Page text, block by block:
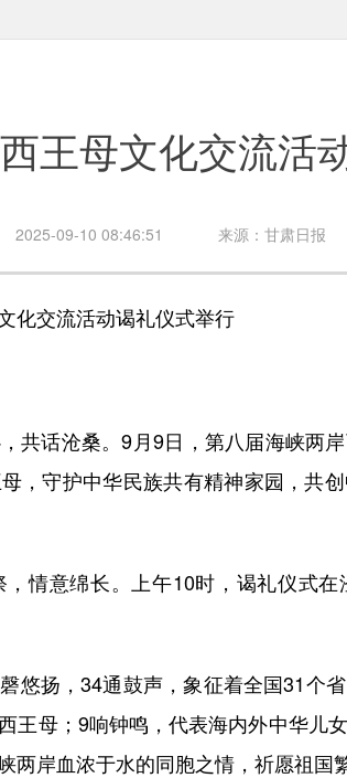
王母文化交流活
2025-09-10 08:46:51 来源：甘肃日报
交流活动谒礼仪式举行
话沧桑。9月9日，第八届海峡两
，守护中华民族共有精神家园，共
意绵长。上午10时，谒礼仪式在
扬，34通鼓声，象征着全国31个
王母；9响钟鸣，代表海内外中华儿
岸血浓于水的同胞之情，祈愿祖国